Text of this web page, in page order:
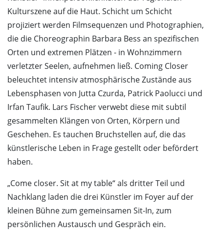
Kulturszene auf die Haut. Schicht um Schicht
projiziert werden Filmsequenzen und Photographien,
die die Choreographin Barbara Bess an spezifischen
Orten und extremen Plätzen - in Wohnzimmern
verletzter Seelen, aufnehmen ließ. Coming Closer
beleuchtet intensiv atmosphärische Zustände aus
Lebensphasen von Jutta Czurda, Patrick Paolucci und
Irfan Taufik. Lars Fischer verwebt diese mit subtil
gesammelten Klängen von Orten, Körpern und
Geschehen. Es tauchen Bruchstellen auf, die das
künstlerische Leben in Frage gestellt oder befördert
haben.
„Come closer. Sit at my table“ als dritter Teil und
Nachklang laden die drei Künstler im Foyer auf der
kleinen Bühne zum gemeinsamen Sit-In, zum
persönlichen Austausch und Gespräch ein.